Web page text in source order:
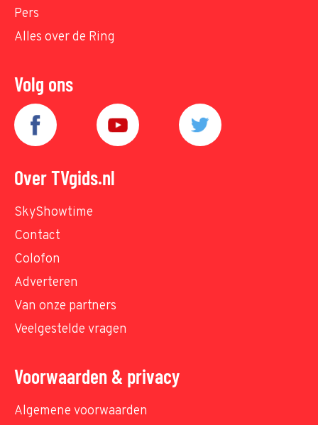
Pers
Alles over de Ring
Volg ons
Over TVgids.nl
SkyShowtime
Contact
Colofon
Adverteren
Van onze partners
Veelgestelde vragen
Voorwaarden & privacy
Algemene voorwaarden